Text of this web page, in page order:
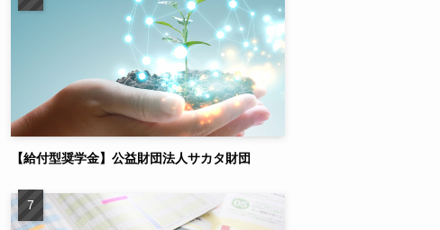
【給付型奨学金】公益財団法人サカタ財団